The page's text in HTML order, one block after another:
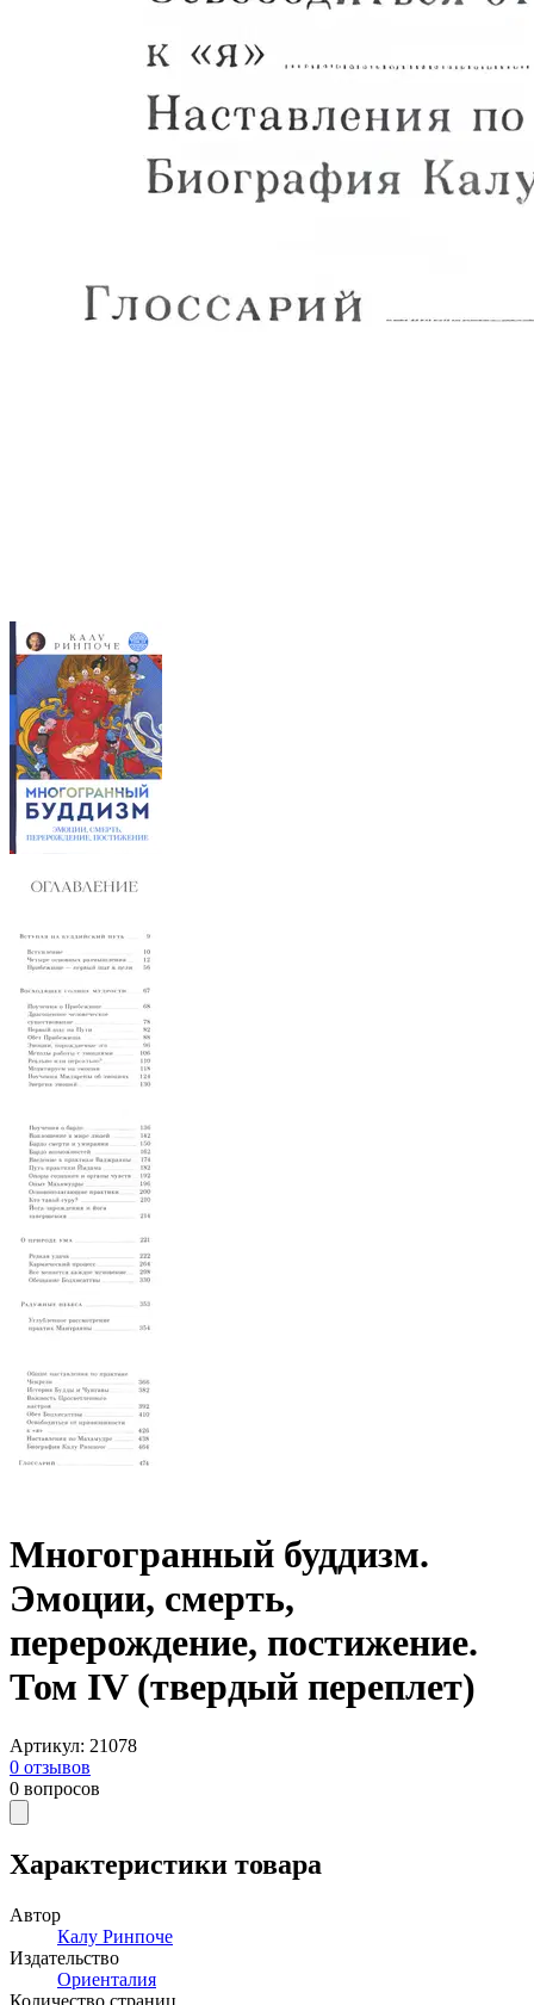
Многогранный буддизм.
Эмоции, смерть,
перерождение, постижение.
Том IV (твердый переплет)
Артикул: 21078
0 отзывов
0 вопросов
Характеристики товара
Автор
Калу Ринпоче
Издательство
Ориенталия
Количество страниц